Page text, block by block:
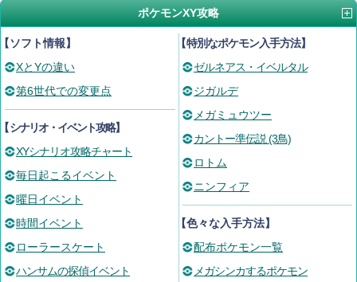
ポケモンXY攻略
ソフト情報】
XとYの違い
第6世代での変更点
シナリオ・イベント攻略】
XYシナリオ攻略チャート
毎日起こるイベント
曜日イベント
時間イベント
ローラースケート
ハンサムの探偵イベント
【特別なポケモン入手方法】
ゼルネアス・イベルタル
ジガルデ
メガミュウツー
カントー準伝説 (3鳥)
ロトム
ニンフィア
【色々な入手方法】
配布ポケモン一覧
メガシンカするポケモン